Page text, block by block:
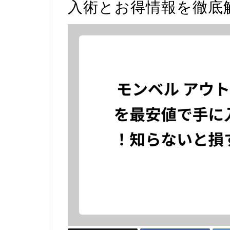
入術とお得情報を徹底